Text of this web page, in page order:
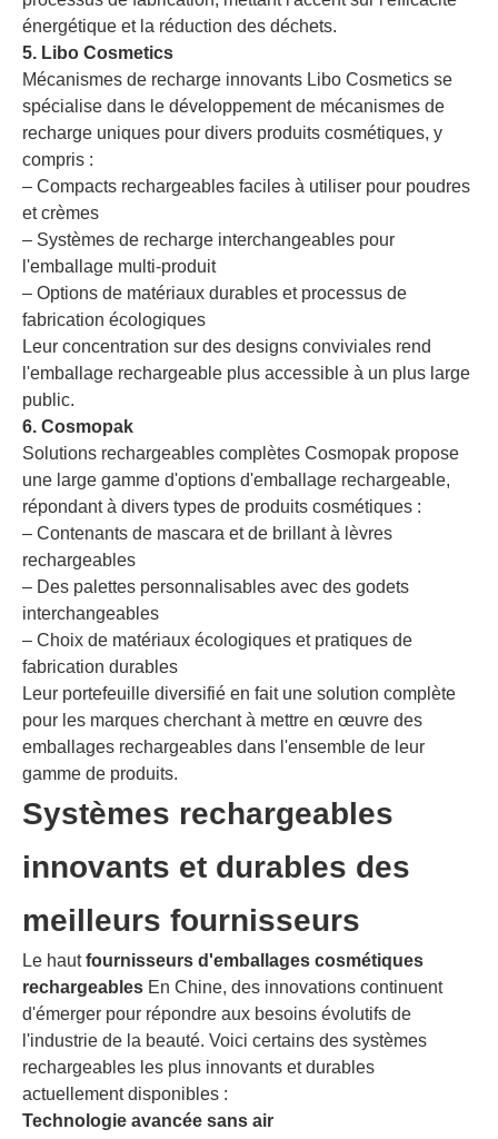
énergétique et la réduction des déchets.
5. Libo Cosmetics
Mécanismes de recharge innovants Libo Cosmetics se
spécialise dans le développement de mécanismes de
recharge uniques pour divers produits cosmétiques, y
compris :
– Compacts rechargeables faciles à utiliser pour poudres
et crèmes
– Systèmes de recharge interchangeables pour
l'emballage multi-produit
– Options de matériaux durables et processus de
fabrication écologiques
Leur concentration sur des designs conviviales rend
l'emballage rechargeable plus accessible à un plus large
public.
6. Cosmopak
Solutions rechargeables complètes Cosmopak propose
une large gamme d'options d'emballage rechargeable,
répondant à divers types de produits cosmétiques :
– Contenants de mascara et de brillant à lèvres
rechargeables
– Des palettes personnalisables avec des godets
interchangeables
– Choix de matériaux écologiques et pratiques de
fabrication durables
Leur portefeuille diversifié en fait une solution complète
pour les marques cherchant à mettre en œuvre des
emballages rechargeables dans l'ensemble de leur
gamme de produits.
Systèmes rechargeables
innovants et durables des
meilleurs fournisseurs
Le hautfournisseurs d'emballages cosmétiques
rechargeables En Chine, des innovations continuent
d'émerger pour répondre aux besoins évolutifs de
l'industrie de la beauté. Voici certains des systèmes
rechargeables les plus innovants et durables
actuellement disponibles :
Technologie avancée sans air